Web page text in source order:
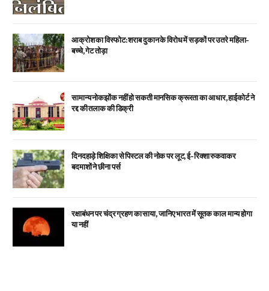
आक्रोश का विस्फोट: शराब दुकान के विरोध में सड़कों पर उतरे महिला-
बच्चे, गेट तोड़ा
सामान्य नोकझोंक नहीं हो सकती मानसिक क्रूरता का आधार, हाईकोर्ट ने
रद्द की तलाक की डिक्री
दिनदहाड़े शिक्षिका से पिस्टल की नोक पर लूट, ई-रिक्शा रुकवाकर
बदमाशों ने छीना पर्स
रक्षाबंधन पर चंद्र ग्रहण का साया, जानिए भारत में सूतक काल मान्य होगा
या नहीं